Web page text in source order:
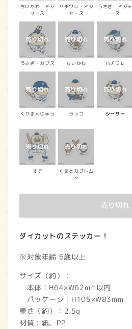
ちいかわ・ドジ
ャース
ハチワレ・ドジ
ャース
うさぎ・ドジャ
ース
うさぎ・カブス ちいかわ ハチワレ
くりまんじゅう ラッコ シーサー
オデ
くまとカブトム
シ
売り切れ
ダイカットのステッカー！
※対象年齢 6歳以上
サイズ（約）：
本体：H64×W62mm以内
パッケージ：H105×W83mm
重さ（約）：2.5g
材質：紙、PP